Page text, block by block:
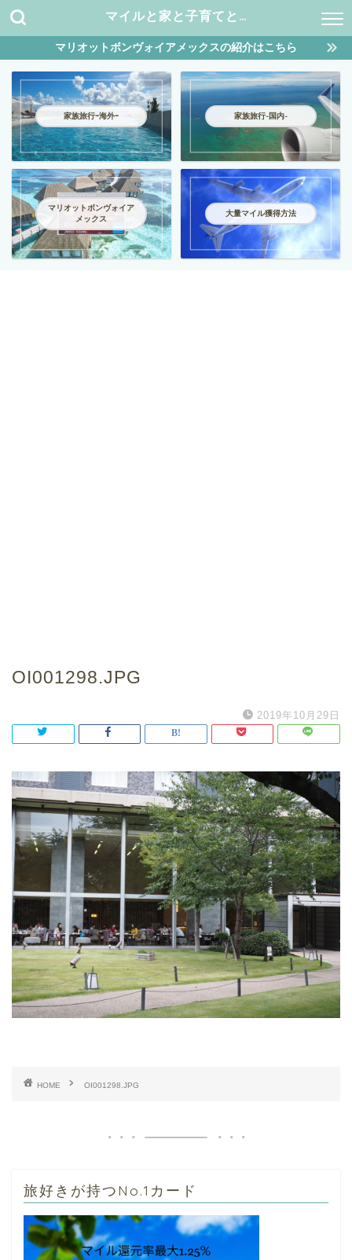
マイルと家と子育てと…
マリオットボンヴォイアメックスの紹介はこちら
家族旅行ｰ海外ｰ 家族旅行-国内-
マリオットボンヴォイア
メックス
大量マイル獲得方法
OI001298.JPG
2019年10月29日
HOME OI001298.JPG
旅好きが持つNo.1カード